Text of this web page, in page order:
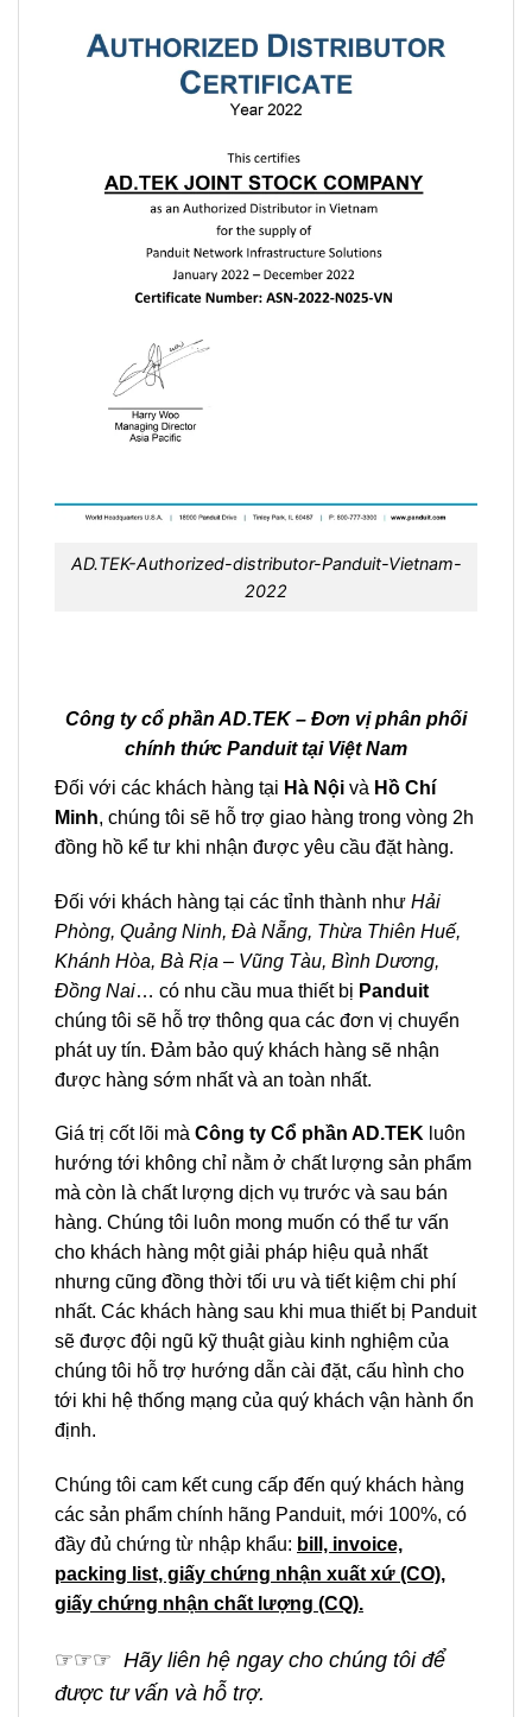
AD.TEK-Authorized-distributor-Panduit-Vietnam-
2022
Công ty cổ phần AD.TEK – Đơn vị phân phối
chính thức Panduit tại Việt Nam
Đối với các khách hàng tại Hà Nội và Hồ Chí
Minh, chúng tôi sẽ hỗ trợ giao hàng trong vòng 2h
đồng hồ kể tư khi nhận được yêu cầu đặt hàng.
Đối với khách hàng tại các tỉnh thành như Hải
Phòng, Quảng Ninh, Đà Nẵng, Thừa Thiên Huế,
Khánh Hòa, Bà Rịa – Vũng Tàu, Bình Dương,
Đồng Nai… có nhu cầu mua thiết bị Panduit
chúng tôi sẽ hỗ trợ thông qua các đơn vị chuyển
phát uy tín. Đảm bảo quý khách hàng sẽ nhận
được hàng sớm nhất và an toàn nhất.
Giá trị cốt lõi mà Công ty Cổ phần AD.TEK luôn
hướng tới không chỉ nằm ở chất lượng sản phẩm
mà còn là chất lượng dịch vụ trước và sau bán
hàng. Chúng tôi luôn mong muốn có thể tư vấn
cho khách hàng một giải pháp hiệu quả nhất
nhưng cũng đồng thời tối ưu và tiết kiệm chi phí
nhất. Các khách hàng sau khi mua thiết bị Panduit
sẽ được đội ngũ kỹ thuật giàu kinh nghiệm của
chúng tôi hỗ trợ hướng dẫn cài đặt, cấu hình cho
tới khi hệ thống mạng của quý khách vận hành ổn
định.
Chúng tôi cam kết cung cấp đến quý khách hàng
các sản phẩm chính hãng Panduit, mới 100%, có
đầy đủ chứng từ nhập khẩu: bill, invoice,
packing list, giấy chứng nhận xuất xứ (CO),
giấy chứng nhận chất lượng (CQ).
☞☞☞ Hãy liên hệ ngay cho chúng tôi để
được tư vấn và hỗ trợ.